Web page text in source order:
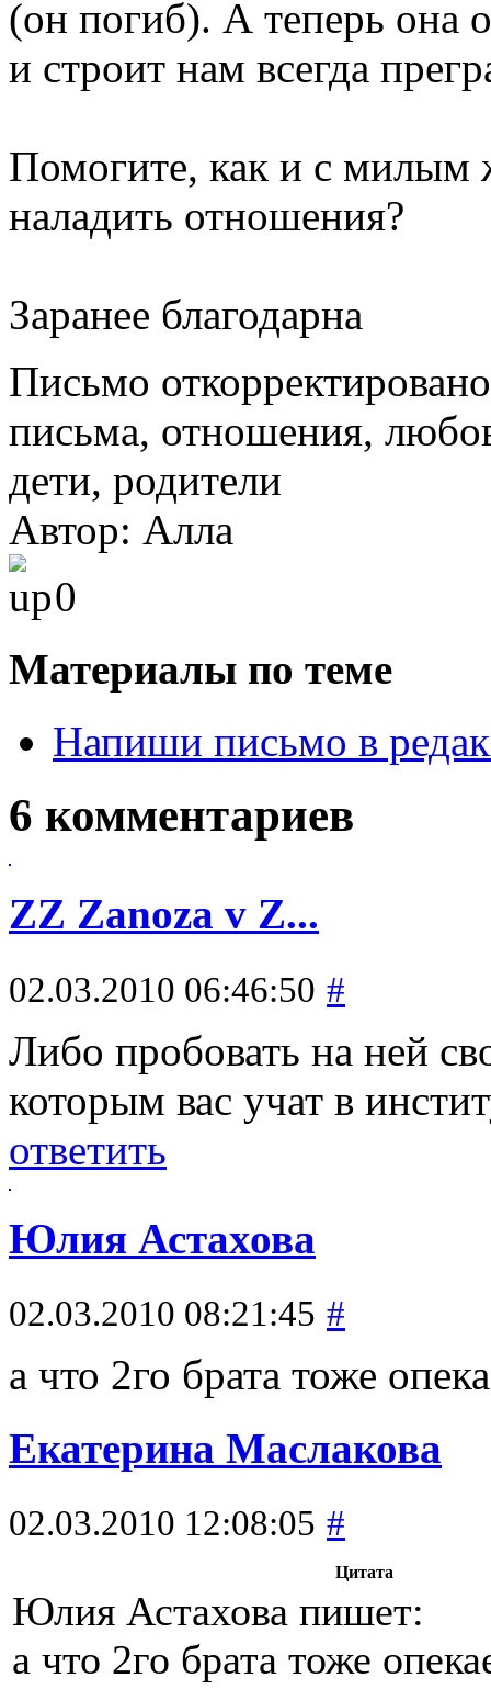
(он погиб). А теперь она
и строит нам всегда
Помогите, как и с милым
наладить отношения?
Заранее благодарна
Письмо
письма, отношения,
дети, родители
Автор: Алла
0
Материалы по теме
Напиши письмо в
6 комментариев
ZZ Zanoza v Z...
02.03.2010 06:46:50 #
Либо пробовать на ней
которым вас учат в
ответить
Юлия Астахова
02.03.2010 08:21:45 #
а что 2го брата тоже
Екатерина Маслакова
02.03.2010 12:08:05 #
Цитата
Юлия Астахова пишет:
а что 2го брата тоже